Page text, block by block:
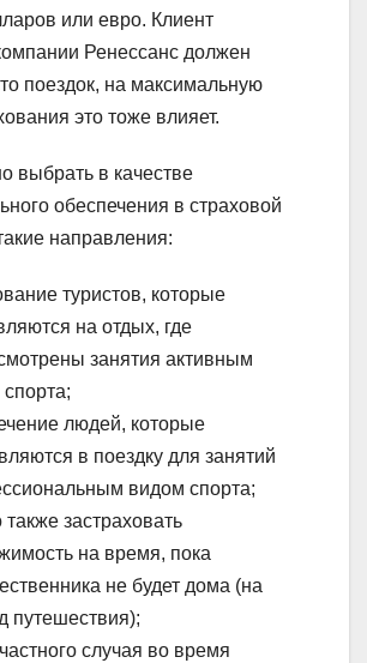
или евро. Клиент
Ренессанс должен
поездок, на максимальную
это тоже влияет.
выбрать в качестве
обеспечения в страховой
направления:
туристов, которые
на отдых, где
занятия активным
людей, которые
в поездку для занятий
видом спорта;
застраховать
на время, пока
не будет дома (на
путешествия);
случая во время